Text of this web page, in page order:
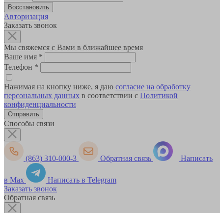
Авторизация
Заказать звонок
Мы свяжемся с Вами в ближайшее время
Ваше имя *
Телефон *
Нажимая на кнопку ниже, я даю согласие на обработку
персональных данных в соответствии с Политикой
конфиденциальности
Способы связи
(863) 310-000-3 Обратная связь Написать
в Max
Написать в Telegram
Заказать звонок
Обратная связь